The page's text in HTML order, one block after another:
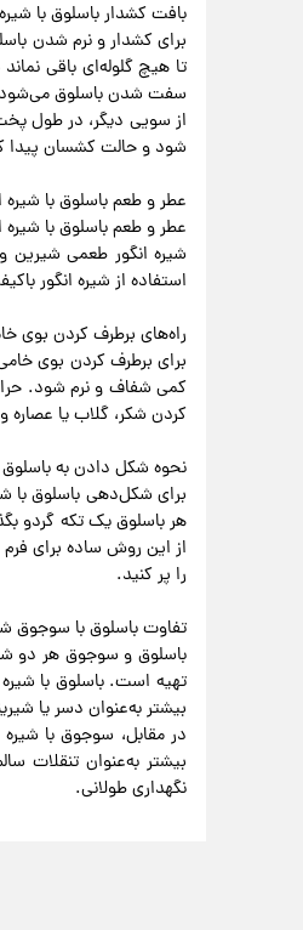
بافت کشدار باسلوق با
برای کشدار و نرم شدن
تا هیچ گلوله‌ای باقی
سفت شدن باسلوق
از سویی دیگر، در طول
شود و حالت کشسان پیدا
عطر و طعم باسلوق با شیره
عطر و طعم باسلوق با
شیره انگور طعمی شیرین
استفاده از شیره انگور
راه‌‌های برطرف کردن بوی
برای برطرف کردن بوی
کمی شفاف و نرم شود.
کردن شکر، گلاب یا عصاره
نحوه شکل دادن به باسلوق
برای شکل‌دهی باسلوق با
هر باسلوق یک تکه گردو
از این روش ساده برای
را پر کنید.
تفاوت باسلوق با سوجوق
باسلوق و سوجوق هر دو
تهیه است. باسلوق با
بیشتر به‌عنوان دسر یا
در مقابل، سوجوق با
بیشتر به‌عنوان تنقلات
نگهداری طولانی.